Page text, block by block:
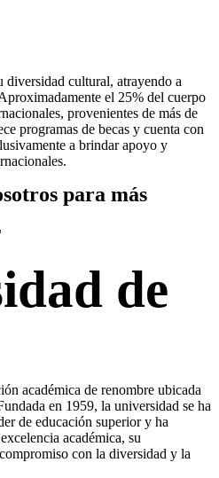
cultural, atrayendo a
el 25% del cuerpo
provenientes de más de
programas de becas y cuenta con
a brindar apoyo y
para más
de
académica de renombre ubicada
en 1959, la universidad se ha
de educación superior y ha
académica, su
con la diversidad y la